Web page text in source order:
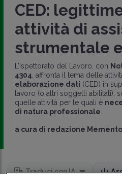
CED:
attività di
strumentale
L’Ispettorato del Lavoro, con
4304 , affronta il tema delle
elaborazione dati (CED) in
lavoro (o altri soggetti abilitati):
quelle attività per le quali è
di natura professionale
a cura di redazione Memento
Traduci con IA